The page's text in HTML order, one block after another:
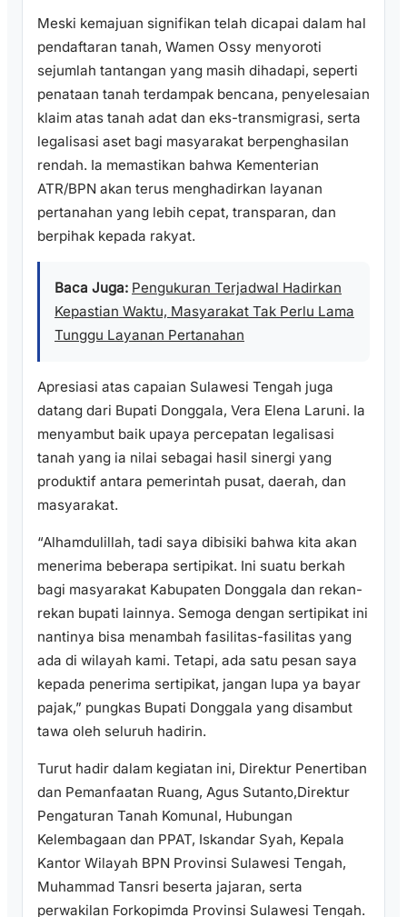
Meski kemajuan signifikan telah dicapai dalam hal
pendaftaran tanah, Wamen Ossy menyoroti
sejumlah tantangan yang masih dihadapi, seperti
penataan tanah terdampak bencana, penyelesaian
klaim atas tanah adat dan eks-transmigrasi, serta
legalisasi aset bagi masyarakat berpenghasilan
rendah. Ia memastikan bahwa Kementerian
ATR/BPN akan terus menghadirkan layanan
pertanahan yang lebih cepat, transparan, dan
berpihak kepada rakyat.
Baca Juga: Pengukuran Terjadwal Hadirkan
Kepastian Waktu, Masyarakat Tak Perlu Lama
Tunggu Layanan Pertanahan
Apresiasi atas capaian Sulawesi Tengah juga
datang dari Bupati Donggala, Vera Elena Laruni. Ia
menyambut baik upaya percepatan legalisasi
tanah yang ia nilai sebagai hasil sinergi yang
produktif antara pemerintah pusat, daerah, dan
masyarakat.
“Alhamdulillah, tadi saya dibisiki bahwa kita akan
menerima beberapa sertipikat. Ini suatu berkah
bagi masyarakat Kabupaten Donggala dan rekan-
rekan bupati lainnya. Semoga dengan sertipikat ini
nantinya bisa menambah fasilitas-fasilitas yang
ada di wilayah kami. Tetapi, ada satu pesan saya
kepada penerima sertipikat, jangan lupa ya bayar
pajak,” pungkas Bupati Donggala yang disambut
tawa oleh seluruh hadirin.
Turut hadir dalam kegiatan ini, Direktur Penertiban
dan Pemanfaatan Ruang, Agus Sutanto,Direktur
Pengaturan Tanah Komunal, Hubungan
Kelembagaan dan PPAT, Iskandar Syah, Kepala
Kantor Wilayah BPN Provinsi Sulawesi Tengah,
Muhammad Tansri beserta jajaran, serta
perwakilan Forkopimda Provinsi Sulawesi Tengah.